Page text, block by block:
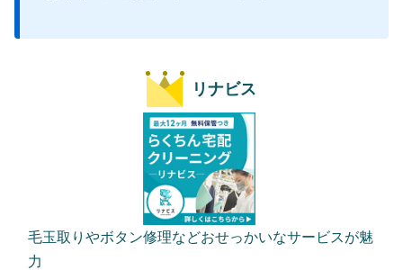
リナビス
毛玉取りやボタン修理などおせっかいなサービスが魅
力